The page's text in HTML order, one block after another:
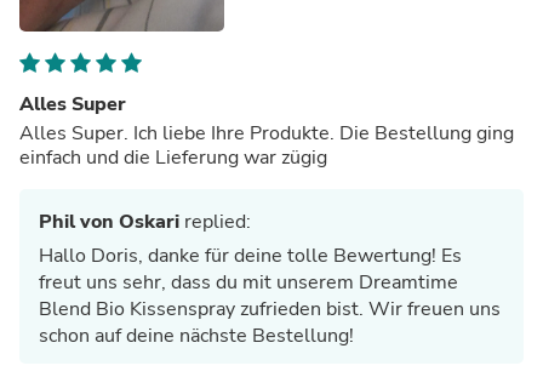
Alles Super
Alles Super. Ich liebe Ihre Produkte. Die Bestellung ging
einfach und die Lieferung war zügig
Phil von Oskari replied:
Hallo Doris, danke für deine tolle Bewertung! Es
freut uns sehr, dass du mit unserem Dreamtime
Blend Bio Kissenspray zufrieden bist. Wir freuen uns
schon auf deine nächste Bestellung!